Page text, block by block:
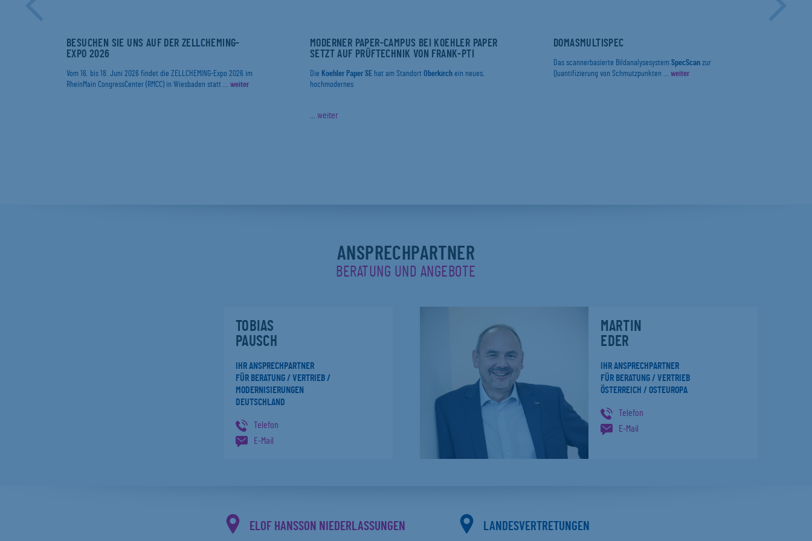
BESUCHEN SIE UNS AUF DER ZELLCHEMING-
EXPO 2026
Vom 16. bis 18. Juni 2026 findet die ZELLCHEMING-Expo 2026 im
RheinMain CongressCenter (RMCC) in Wiesbaden statt ... weiter
MODERNER PAPER-CAMPUS BEI KOEHLER PAPER
SETZT AUF PRÜFTECHNIK VON FRANK-PTI
Die Koehler Paper SE hat am Standort Oberkirch ein neues,
hochmodernes
... weiter
DOMASMULTISPEC
Das scannerbasierte Bildanalysesystem SpecScan zur
Quantifizierung von Schmutzpunkten ... weiter
ANSPRECHPARTNER
BERATUNG UND ANGEBOTE
TOBIAS
PAUSCH
IHR ANSPRECHPARTNER
FÜR BERATUNG / VERTRIEB /
MODERNISIERUNGEN
DEUTSCHLAND
Telefon
E-Mail
MARTIN
EDER
IHR ANSPRECHPARTNER
FÜR BERATUNG / VERTRIEB
ÖSTERREICH / OSTEUROPA
Telefon
E-Mail
ELOF HANSSON NIEDERLASSUNGEN LANDESVERTRETUNGEN